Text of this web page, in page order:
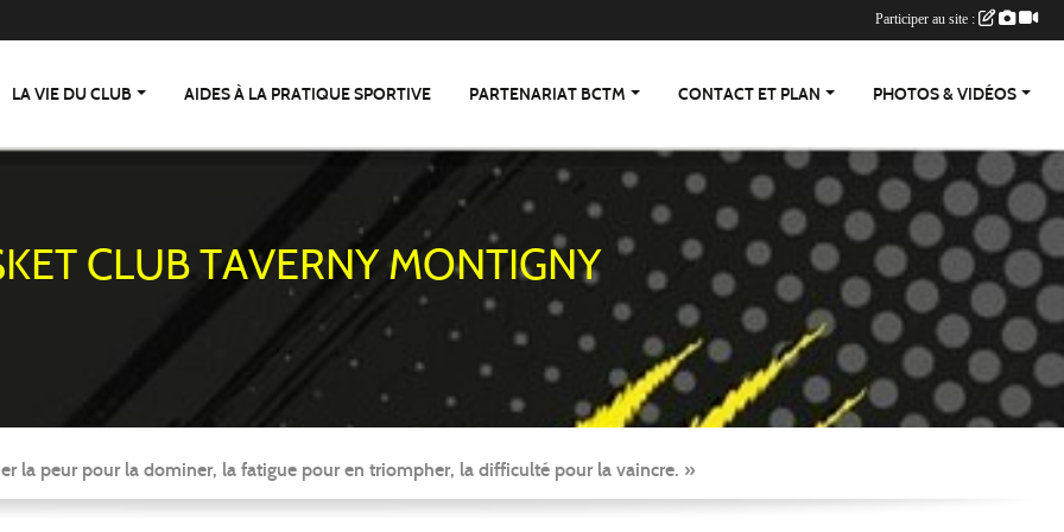
LA VIE DU CLUB AIDES À LA PRATIQUE SPORTIVE PARTENARIAT BCTM CONTACT ET PLAN PHOTOS & VIDÉOS
CLUB TAVERNY MONTIGNY
la peur pour la dominer, la fatigue pour en triompher, la difficulté pour la vaincre. »
Participer au site :